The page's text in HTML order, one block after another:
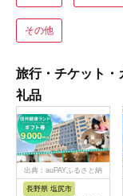
その他
旅行・チケット・
礼品
出典：auPAYふるさと納
長野県 塩尻市